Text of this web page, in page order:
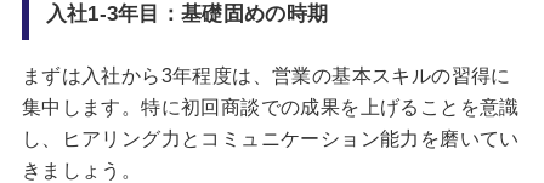
入社1-3年目：基礎固めの時期
まずは入社から3年程度は、営業の基本スキルの習得に
集中します。特に初回商談での成果を上げることを意識
し、ヒアリング力とコミュニケーション能力を磨いてい
きましょう。